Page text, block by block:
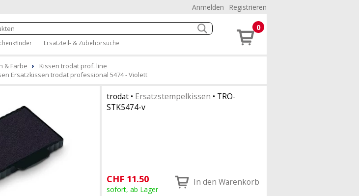
Anmelden Registrieren
Ersatzteil- & Zubehörsuche
0
& Farbe
Kissen trodat prof. line
Ersatzkissen trodat professional 5474 - Violett
trodat• Ersatzstempelkissen • TRO-
STK5474-v
CHF 11.50
sofort, ab Lager
In den Warenkorb